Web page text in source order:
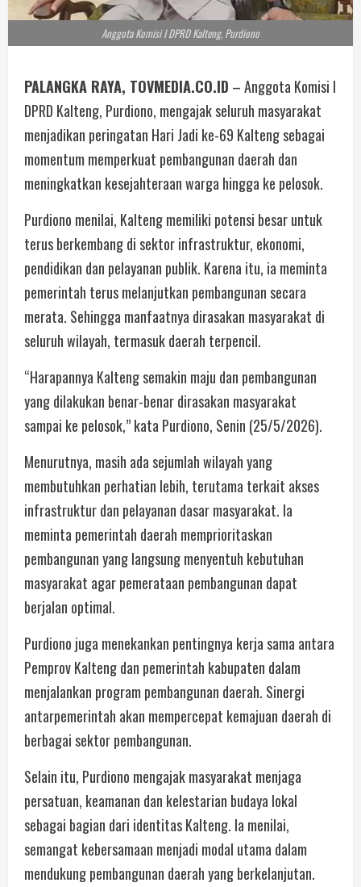
Anggota Komisi I DPRD Kalteng, Purdiono
PALANGKA RAYA, TOVMEDIA.CO.ID – Anggota Komisi I
DPRD Kalteng, Purdiono, mengajak seluruh masyarakat
menjadikan peringatan Hari Jadi ke-69 Kalteng sebagai
momentum memperkuat pembangunan daerah dan
meningkatkan kesejahteraan warga hingga ke pelosok.
Purdiono menilai, Kalteng memiliki potensi besar untuk
terus berkembang di sektor infrastruktur, ekonomi,
pendidikan dan pelayanan publik. Karena itu, ia meminta
pemerintah terus melanjutkan pembangunan secara
merata. Sehingga manfaatnya dirasakan masyarakat di
seluruh wilayah, termasuk daerah terpencil.
“Harapannya Kalteng semakin maju dan pembangunan
yang dilakukan benar-benar dirasakan masyarakat
sampai ke pelosok,” kata Purdiono, Senin (25/5/2026).
Menurutnya, masih ada sejumlah wilayah yang
membutuhkan perhatian lebih, terutama terkait akses
infrastruktur dan pelayanan dasar masyarakat. Ia
meminta pemerintah daerah memprioritaskan
pembangunan yang langsung menyentuh kebutuhan
masyarakat agar pemerataan pembangunan dapat
berjalan optimal.
Purdiono juga menekankan pentingnya kerja sama antara
Pemprov Kalteng dan pemerintah kabupaten dalam
menjalankan program pembangunan daerah. Sinergi
antarpemerintah akan mempercepat kemajuan daerah di
berbagai sektor pembangunan.
Selain itu, Purdiono mengajak masyarakat menjaga
persatuan, keamanan dan kelestarian budaya lokal
sebagai bagian dari identitas Kalteng. Ia menilai,
semangat kebersamaan menjadi modal utama dalam
mendukung pembangunan daerah yang berkelanjutan.